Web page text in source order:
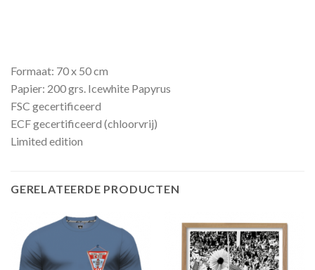
Formaat: 70 x 50 cm
Papier: 200 grs. Icewhite Papyrus
FSC gecertificeerd
ECF gecertificeerd (chloorvrij)
Limited edition
GERELATEERDE PRODUCTEN